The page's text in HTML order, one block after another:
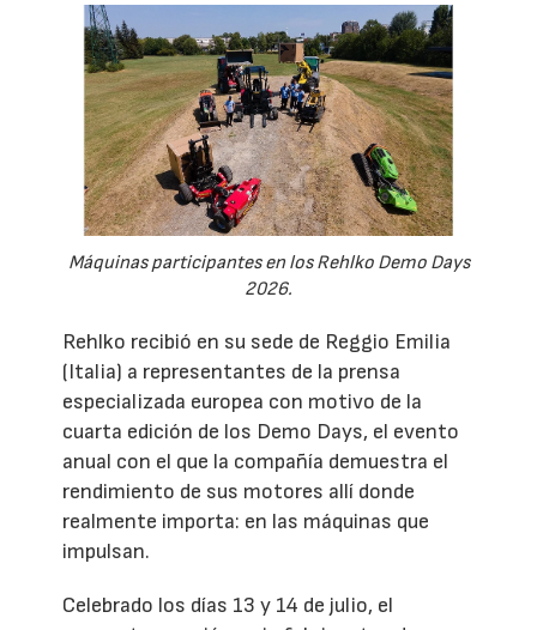
Máquinas participantes en los Rehlko Demo Days
2026.
Rehlko recibió en su sede de Reggio Emilia
(Italia) a representantes de la prensa
especializada europea con motivo de la
cuarta edición de los Demo Days, el evento
anual con el que la compañía demuestra el
rendimiento de sus motores allí donde
realmente importa: en las máquinas que
impulsan.
Celebrado los días 13 y 14 de julio, el